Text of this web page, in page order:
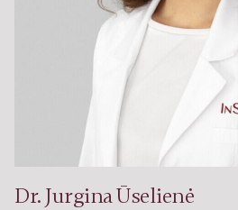
Dr. Jurgina Ūselienė